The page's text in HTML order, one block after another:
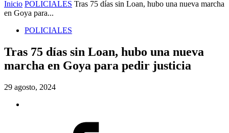
Inicio POLICIALES Tras 75 días sin Loan, hubo una nueva marcha
en Goya para...
POLICIALES
Tras 75 días sin Loan, hubo una nueva
marcha en Goya para pedir justicia
29 agosto, 2024